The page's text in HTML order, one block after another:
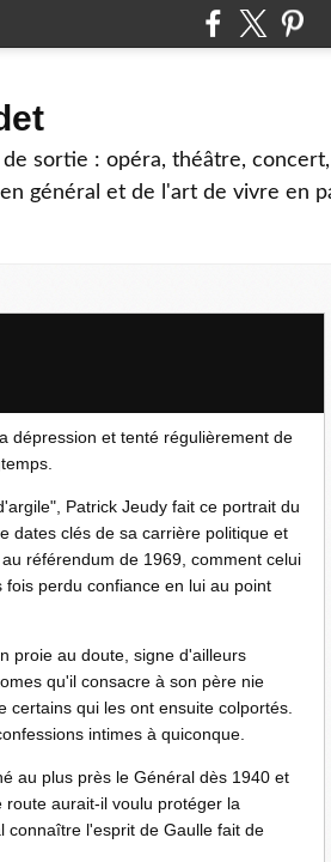
sortie : opéra, théâtre,
général et de l'art de vivre en
dépression et tenté régulièrement de
Patrick Jeudy fait ce portrait du
dates clés de sa carrière politique et
référendum de 1969, comment celui
perdu confiance en lui au point
proie au doute, signe d'ailleurs
qu'il consacre à son père nie
qui les ont ensuite colportés.
intimes à quiconque.
au plus près le Général dès 1940 et
aurait-il voulu protéger la
connaître l'esprit de Gaulle fait de